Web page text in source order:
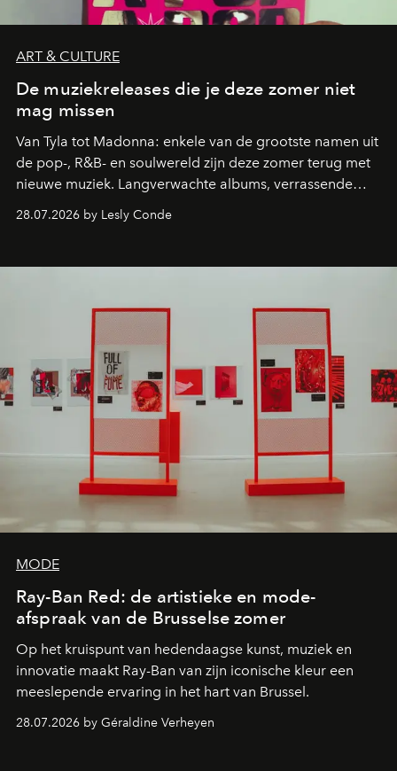
ART & CULTURE
De muziekreleases die je deze zomer niet
mag missen
Van Tyla tot Madonna: enkele van de grootste namen uit
de pop-, R&B- en soulwereld zijn deze zomer terug met
nieuwe muziek. Langverwachte albums, verrassende
de releases die je niet mag missen.
28.07.2026 by Lesly Conde
MODE
Ray-Ban Red: de artistieke en mode-
afspraak van de Brusselse zomer
Op het kruispunt van hedendaagse kunst, muziek en
innovatie maakt Ray-Ban van zijn iconische kleur een
meeslepende ervaring in het hart van Brussel.
28.07.2026 by Géraldine Verheyen